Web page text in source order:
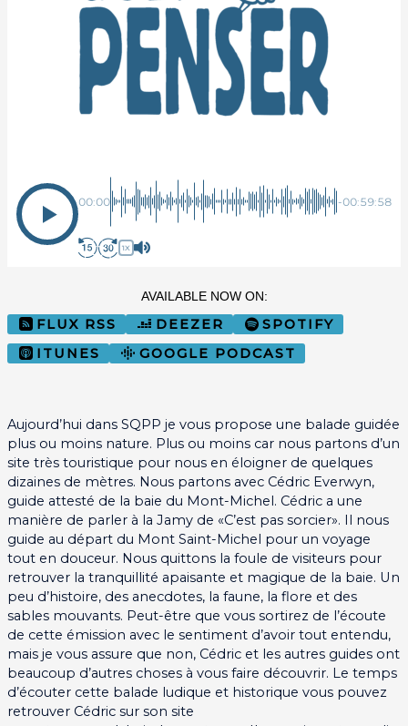
00:00 -00:59:58
1X
AVAILABLE NOW ON:
FLUX RSS DEEZER
SPOTIFY
ITUNES
GOOGLE PODCAST
Aujourd’hui dans SQPP je vous propose une balade guidée
plus ou moins nature. Plus ou moins car nous partons d’un
site très touristique pour nous en éloigner de quelques
dizaines de mètres. Nous partons avec Cédric Everwyn,
guide attesté de la baie du Mont-Michel. Cédric a une
manière de parler à la Jamy de «C’est pas sorcier». Il nous
guide au départ du Mont Saint-Michel pour un voyage
tout en douceur. Nous quittons la foule de visiteurs pour
retrouver la tranquillité apaisante et magique de la baie. Un
peu d’histoire, des anecdotes, la faune, la flore et des
sables mouvants. Peut-être que vous sortirez de l’écoute
de cette émission avec le sentiment d’avoir tout entendu,
mais je vous assure que non, Cédric et les autres guides ont
beaucoup d’autres choses à vous faire découvrir. Le temps
d’écouter cette balade ludique et historique vous pouvez
retrouver Cédric sur son site